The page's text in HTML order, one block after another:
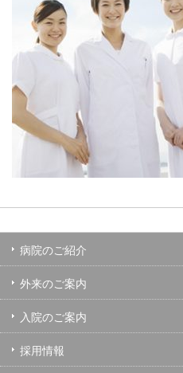
病院のご紹介
外来のご案内
入院のご案内
採用情報